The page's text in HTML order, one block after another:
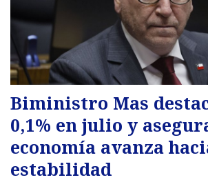
Biministro Mas
0,1% en julio y
economía avanza
estabilidad